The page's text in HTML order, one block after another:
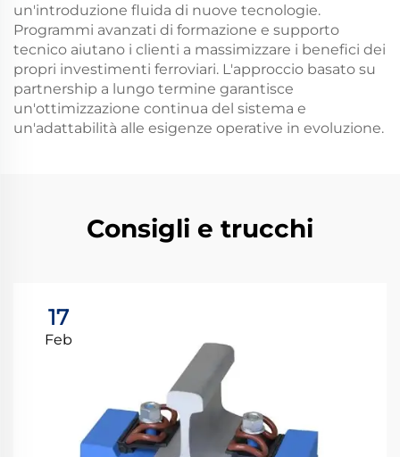
un'introduzione fluida di nuove tecnologie.
Programmi avanzati di formazione e supporto
tecnico aiutano i clienti a massimizzare i benefici dei
propri investimenti ferroviari. L'approccio basato su
partnership a lungo termine garantisce
un'ottimizzazione continua del sistema e
un'adattabilità alle esigenze operative in evoluzione.
Consigli e trucchi
17
Feb